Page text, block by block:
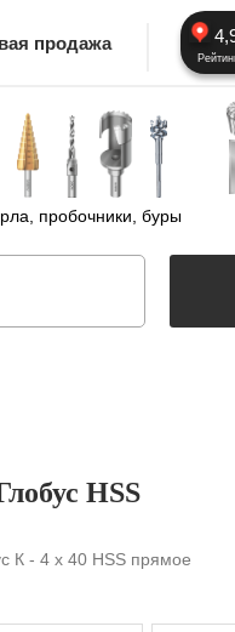
пробочники, буры
продажа
HSS
К - 4 х 40 HSS прямое